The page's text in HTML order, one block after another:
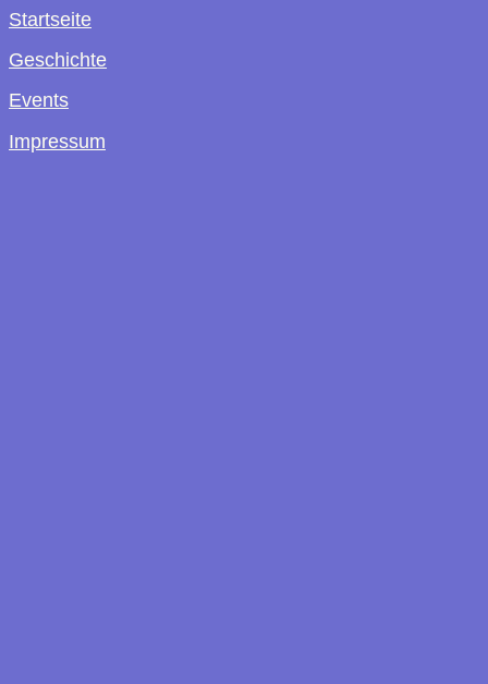
Startseite
Geschichte
Events
Impressum